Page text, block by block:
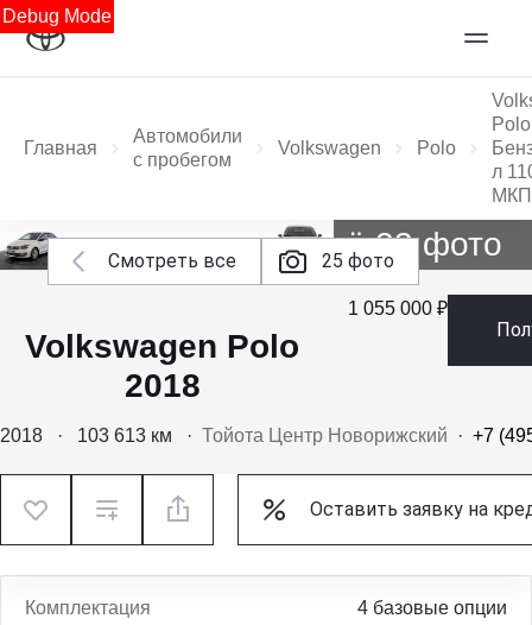
Debug Mode
Главная
Автомобили
с пробегом
Volkswagen Polo
л
Смотреть все 25 фото
Ещё 23 фото
Volkswagen Polo
2018
1 055 000 ₽
2018 · 103 613 км · Тойота Центр Новорижский · +7
Оставить заявку на
Комплектация 4 базовые опции